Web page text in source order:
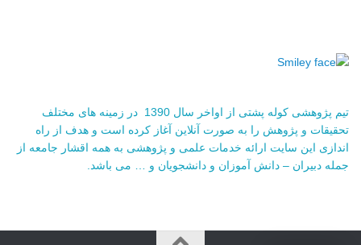
تیم پژوهشی کوله پشتی از اواخر سال 1390 در زمینه های مختلف
تحقیقات و پژوهش را به صورت آنلاین آغاز کرده است و هدف از راه
اندازی این سایت ارائه خدمات علمی و پژوهشی به همه اقشار جامعه از
جمله دبیران – دانش آموزان و دانشجویان و … می باشد.